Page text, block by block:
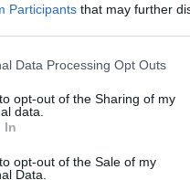
Participants that may further
that this website/app uses one
your visit or usage behaviour.
consent to Google and its
for below specified purposes
Data Processing Opt Outs
opt-out of the Sharing of my
data.
In
opt-out of the Sale of my
Data.
8 millióért: itt a BYD
a hibridek, zuhan a